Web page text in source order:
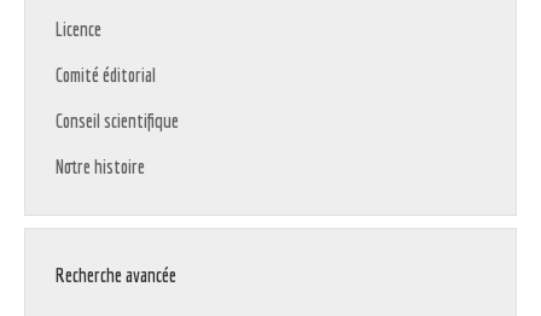
Licence
Comité éditorial
Conseil scientifique
Notre histoire
Recherche avancée